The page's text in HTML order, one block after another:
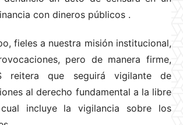
con dineros públicos .
fieles a nuestra misión institucional,
pero de manera firme,
reitera que seguirá vigilante de
al derecho fundamental a la libre
incluye la vigilancia sobre los